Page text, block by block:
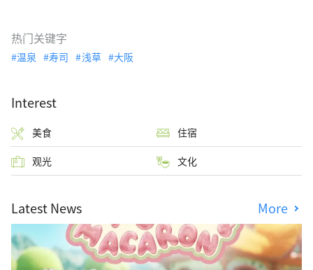
热门关键字
温泉 寿司 浅草 大阪
Interest
美食 住宿
观光 文化
Latest News More